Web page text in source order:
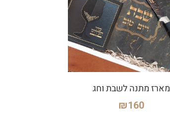
מארז מתנה לשבת וחג
₪160